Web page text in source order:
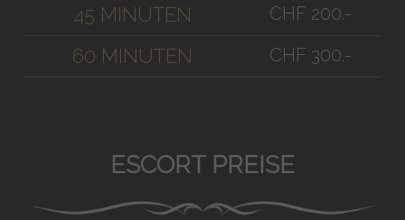
45 MINUTEN CHF 200.-
60 MINUTEN CHF 300.-
ESCORT PREISE